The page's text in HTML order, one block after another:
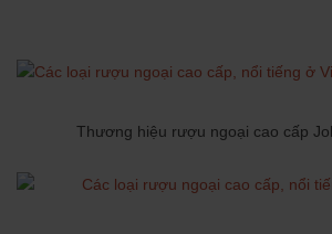
Thương hiệu rượu ngoại cao cấp